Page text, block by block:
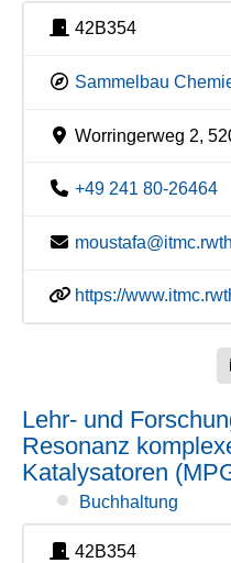
42B354
Sammelbau
Worringerweg 2,
+49 241 80-26464
https://
Lehr- und
Resonanz
Katalysatoren
Buchhaltung
42B354